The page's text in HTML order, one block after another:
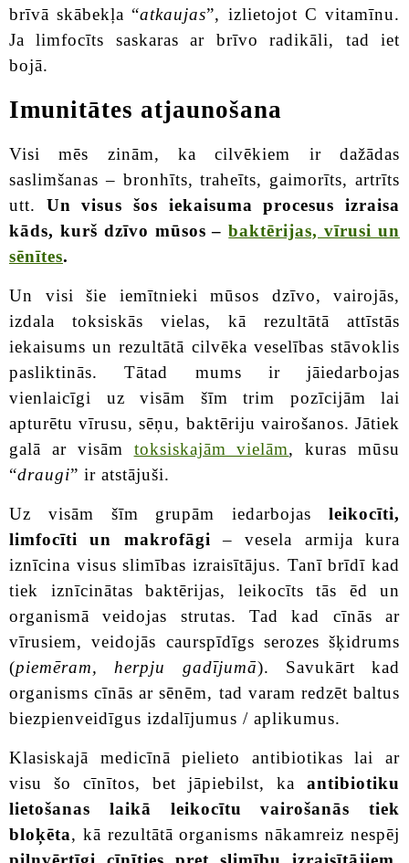
brīvā skābekļa “atkaujas”, izlietojot C vitamīnu.
Ja limfocīts saskaras ar brīvo radikāli, tad iet
bojā.
Imunitātes atjaunošana
Visi mēs zinām, ka cilvēkiem ir dažādas
saslimšanas – bronhīts, traheīts, gaimorīts, artrīts
utt. Un visus šos iekaisuma procesus izraisa
kāds, kurš dzīvo mūsos –baktērijas, vīrusi un
sēnītes.
Un visi šie iemītnieki mūsos dzīvo, vairojās,
izdala toksiskās vielas, kā rezultātā attīstās
iekaisums un rezultātā cilvēka veselības stāvoklis
pasliktinās. Tātad mums ir jāiedarbojas
vienlaicīgi uz visām šīm trim pozīcijām lai
apturētu vīrusu, sēņu, baktēriju vairošanos. Jātiek
galā ar visām toksiskajām vielām, kuras mūsu
“draugi” ir atstājuši.
Uz visām šīm grupām iedarbojas leikocīti,
limfocīti un makrofāgi – vesela armija kura
iznīcina visus slimības izraisītājus. Tanī brīdī kad
tiek iznīcinātas baktērijas, leikocīts tās ēd un
organismā veidojas strutas. Tad kad cīnās ar
vīrusiem, veidojās caurspīdīgs serozes šķidrums
(piemēram, herpju gadījumā). Savukārt kad
organisms cīnās ar sēnēm, tad varam redzēt baltus
biezpienveidīgus izdalījumus / aplikumus.
Klasiskajā medicīnā pielieto antibiotikas lai ar
visu šo cīnītos, bet jāpiebilst, ka antibiotiku
lietošanas laikā leikocītu vairošanās tiek
bloķēta, kā rezultātā organisms nākamreiz nespēj